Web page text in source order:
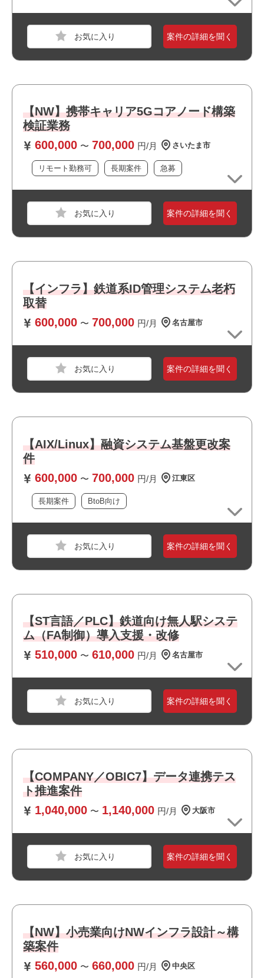
案件の詳細を聞く
【NW】携帯キャリア5Gコアノード構築
検証業務
600,000 〜 700,000 円/月 さいたま市
リモート勤務可 長期案件 急募
案件の詳細を聞く
【インフラ】鉄道系ID管理システム老朽
取替
600,000 〜 700,000 円/月 名古屋市
必須スキル
・Windowsサーバの構築経験
・Windows（Hyper-V含む）やLinuxの設計・構築・テスト
経験
・シェル・バッチなどのスクリプト作成経験
おすすめポイント
・大手企業の案件です
・選考スピードの速い案件です
・長期就業が見込める案件です
案件の詳細を聞く
【AIX/Linux】融資システム基盤更改案
件
600,000 〜 700,000 円/月 江東区
長期案件 BtoB向け
職種
インフラエンジニア
業界
金融
スキル
Windows,UNIX/Linux,Windows Server
必須スキル
・オンプレミス環境における基盤更改プロジェクト経験
・要件定義、基本設計、詳細設計、構築まで一貫して対応
可能な方
・IBM Powerサーバ環境の知見
・クラスタ製品（PowerHA、CLUSTERPRO等）の経験
おすすめポイント
・上流工程に携われます
・BtoB向けのサービスに関われます
・幅広い年齢層の方が活躍しています
・長期就業が見込める案件です
案件の詳細を聞く
【ST言語／PLC】鉄道向け無人駅システ
ム（FA制御）導入支援・改修
510,000 〜 610,000 円/月 名古屋市
職種
システムエンジニア
業界
スキル
Windows
必須スキル
・ST言語(ストラクチャードテキスト) 1年以上
・小規模なチーム体制です
・選考スピードの速い案件です
・当社スタッフの参画実績があります
案件の詳細を聞く
【COMPANY／OBIC7】データ連携テス
ト推進案件
1,040,000 〜 1,140,000 円/月 大阪市
職種
PM
業界
スキル
Windows
必須スキル
スト実施経験
・基幹システム導入／更改プロジェクト参画経験
・関係者との仕様確認および課題整理の経験
おすすめポイント
・最新技術に携われます
・新規開発に携われます
・上流工程に携われます
・幅広い年齢層の方が活躍しています
案件の詳細を聞く
【NW】小売業向けNWインフラ設計～構
築案件
560,000 〜 660,000 円/月 中央区
職種
インフラエンジニア
業界
サービス
スキル
Windows
必須スキル
・オンサイトでのNW機器設置・交換、トラブルシューテ
ィング経験
(特にCisco/Fortigate製品の経験は尚可)
・駅近でアクセス良好です
・大手企業の案件です
・幅広い年齢層の方が活躍しています
・様々な国籍の方が活躍しています
PowerPoint,Word,Excel,Windows,macOS
・SAP導入経験
・画面仕様および主要テーブル構造に関する知見
・設定内容を確認し、設計意図を読み取り説明できる能力
※複数ポジションがございますので、得意領域や直近のご
職種 PM